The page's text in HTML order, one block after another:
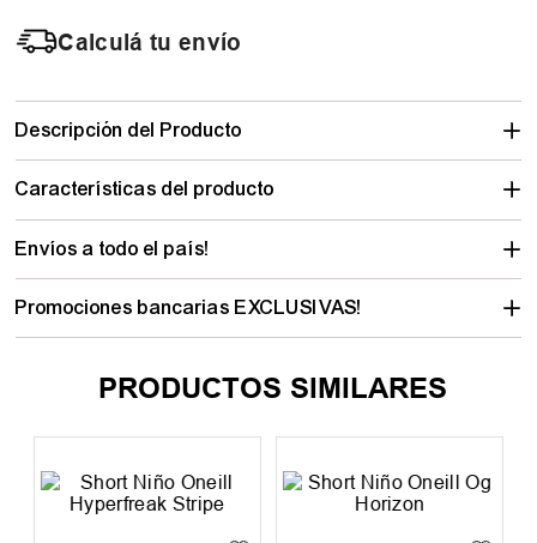
Calculá tu envío
Descripción del Producto
Características del producto
Envíos a todo el país!
Promociones bancarias EXCLUSIVAS!
PRODUCTOS SIMILARES